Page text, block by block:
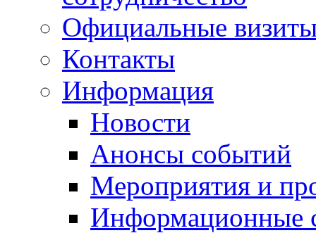
Официальные
Контакты
Информация
Новости
Анонсы событий
Мероприятия и
Информационные